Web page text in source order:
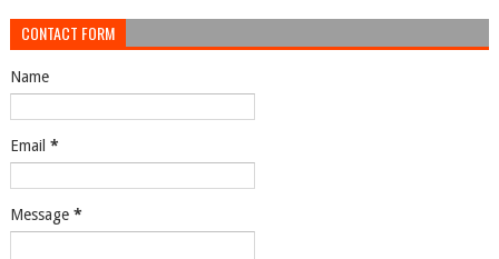
CONTACT FORM
Name
Email *
Message *